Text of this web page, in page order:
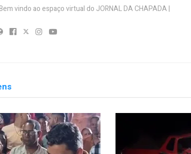
vindo ao espaço virtual do JORNAL DA CHAPADA |